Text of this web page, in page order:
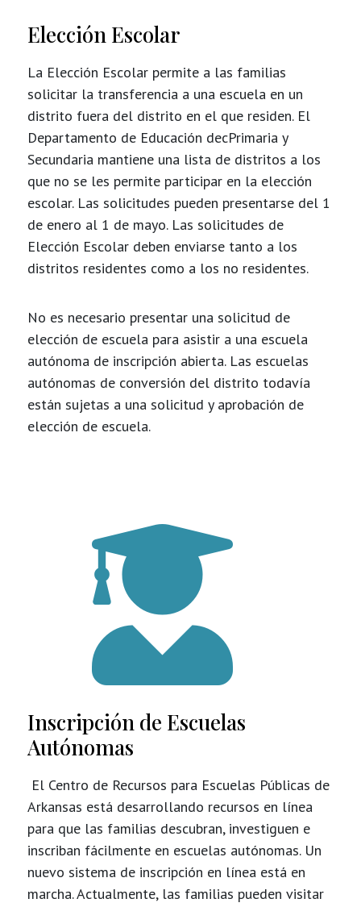
Elección Escolar
La Elección Escolar permite a las familias
solicitar la transferencia a una escuela en un
distrito fuera del distrito en el que residen. El
Departamento de Educación decPrimaria y
Secundaria mantiene una lista de distritos a los
que no se les permite participar en la elección
escolar. Las solicitudes pueden presentarse del 1
de enero al 1 de mayo. Las solicitudes de
Elección Escolar deben enviarse tanto a los
distritos residentes como a los no residentes.
No es necesario presentar una solicitud de
elección de escuela para asistir a una escuela
autónoma de inscripción abierta. Las escuelas
autónomas de conversión del distrito todavía
están sujetas a una solicitud y aprobación de
elección de escuela.

Inscripción de Escuelas
Autónomas
El Centro de Recursos para Escuelas Públicas de
Arkansas está desarrollando recursos en línea
para que las familias descubran, investiguen e
inscriban fácilmente en escuelas autónomas. Un
nuevo sistema de inscripción en línea está en
marcha. Actualmente, las familias pueden visitar